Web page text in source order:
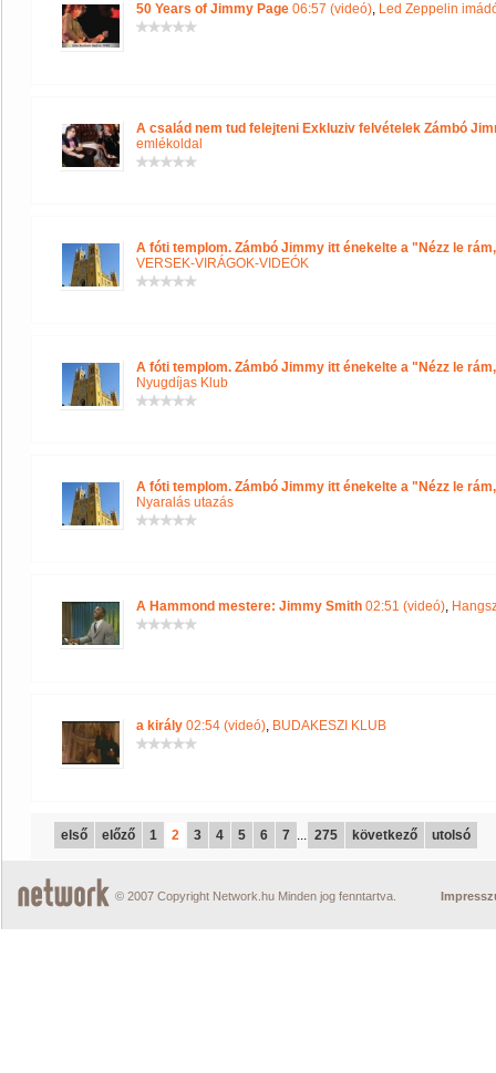
50 Years of Jimmy Page 06:57 (videó), Led Zeppelin
A család nem tud felejteni Exkluziv felvételek Zámbó
emlékoldal
A fóti templom. Zámbó Jimmy itt énekelte a "Nézz le
VERSEK-VIRÁGOK-VIDEÓK
A fóti templom. Zámbó Jimmy itt énekelte a "Nézz le
Nyugdíjas Klub
A fóti templom. Zámbó Jimmy itt énekelte a "Nézz le
Nyaralás utazás
A Hammond mestere: Jimmy Smith 02:51 (videó),
a király 02:54 (videó), BUDAKESZI KLUB
első előző 1 2 3 4 5 6 7 ... 275 következő utolsó
© 2007 Copyright Network.hu Minden jog fenntartva.